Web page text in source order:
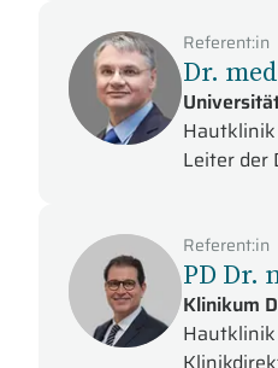
Referent:in
Dr.
Hautklinik
Leiter der
Referent:in
PD Dr.
Klinikum
Hautklinik